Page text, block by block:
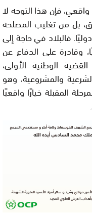
فإن هذا التوجه لا
بل من تغليب المصلحة
فالبلاد في حاجة إلى
وقادرة على الدفاع عن
الوطنية الأولى،
والمشروعية، وهو
المقبلة خيارًا واقعيًا